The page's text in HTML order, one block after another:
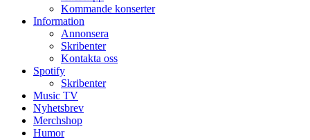
Kommande konserter
Information
Annonsera
Skribenter
Kontakta oss
Spotify
Skribenter
Music TV
Nyhetsbrev
Merchshop
Humor